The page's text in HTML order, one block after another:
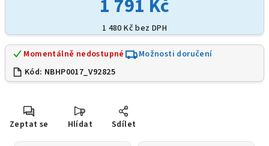
1 791 Kč
1 480 Kč bez DPH
Momentálně nedostupné
Možnosti doručení
Kód: NBHP0017_V92825
Zeptat se Hlídat Sdílet